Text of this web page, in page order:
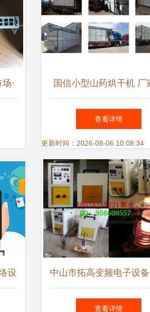
·
大
国信小型山药烘干机 厂
销，性价比之选，分布式
网络助力智慧农业设备
查看详情
更新时间：2026-08-06 10:08:34
设 中山市拓高变频电子设
手阿土伯网 开启网络设
查看详情